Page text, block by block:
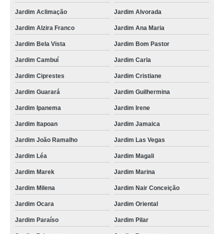
Jardim Aclimação Jardim Alvorada
Jardim Alzira Franco Jardim Ana Maria
Jardim Bela Vista Jardim Bom Pastor
Jardim Cambuí Jardim Carla
Jardim Ciprestes Jardim Cristiane
Jardim Guarará Jardim Guilhermina
Jardim Ipanema Jardim Irene
Jardim Itapoan Jardim Jamaica
Jardim João Ramalho Jardim Las Vegas
Jardim Léa Jardim Magali
Jardim Marek Jardim Marina
Jardim Milena Jardim Nair Conceição
Jardim Ocara Jardim Oriental
Jardim Paraíso Jardim Pilar